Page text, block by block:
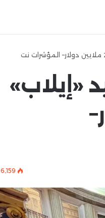
«إيلاب»
6٬159